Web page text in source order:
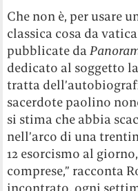
Che non è, per usare
classica cosa da
pubblicate da
dedicato al soggetto
tratta
sacerdote paolino
si stima che abbia
nell’arco di una
12 esorcismo al
comprese,” racconta